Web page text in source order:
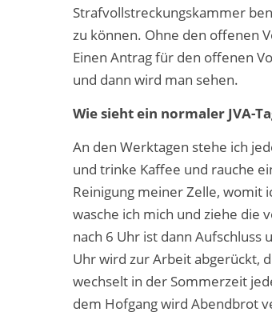
Strafvollstreckungskammer
zu können. Ohne den offenen
Einen Antrag für den offenen
und dann wird man sehen.
Wie sieht ein normaler JVA-
An den Werktagen stehe ich
und trinke Kaffee und rauche
Reinigung meiner Zelle, womit
wasche ich mich und ziehe die
nach 6 Uhr ist dann Aufschluss
Uhr wird zur Arbeit abgerückt,
wechselt in der Sommerzeit
dem Hofgang wird Abendbrot